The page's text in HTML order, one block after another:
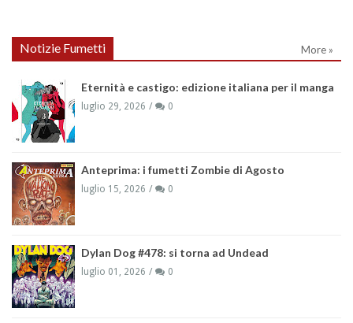
Notizie Fumetti More »
Eternità e castigo: edizione italiana per il manga
luglio 29, 2026 0
Anteprima: i fumetti Zombie di Agosto
luglio 15, 2026 0
Dylan Dog #478: si torna ad Undead
luglio 01, 2026 0